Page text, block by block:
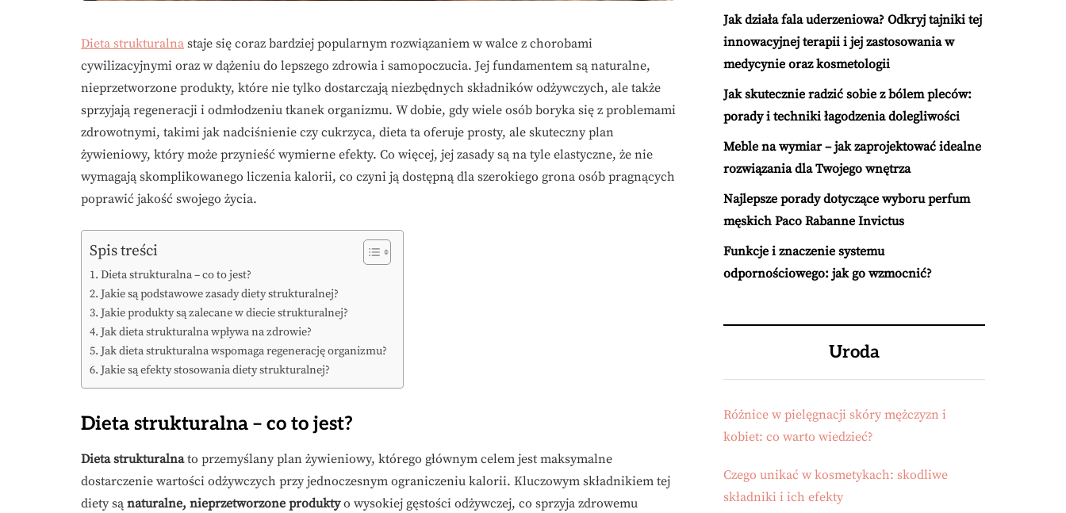
Dieta strukturalna staje się coraz bardziej popularnym rozwiązaniem w walce z chorobami
cywilizacyjnymi oraz w dążeniu do lepszego zdrowia i samopoczucia. Jej fundamentem są naturalne,
nieprzetworzone produkty, które nie tylko dostarczają niezbędnych składników odżywczych, ale także
sprzyjają regeneracji i odmłodzeniu tkanek organizmu. W dobie, gdy wiele osób boryka się z problemami
zdrowotnymi, takimi jak nadciśnienie czy cukrzyca, dieta ta oferuje prosty, ale skuteczny plan
żywieniowy, który może przynieść wymierne efekty. Co więcej, jej zasady są na tyle elastyczne, że nie
wymagają skomplikowanego liczenia kalorii, co czyni ją dostępną dla szerokiego grona osób pragnących
poprawić jakość swojego życia.
Spis treści
Dieta strukturalna – co to jest?
Jakie są podstawowe zasady diety strukturalnej?
Jakie produkty są zalecane w diecie strukturalnej?
Jak dieta strukturalna wpływa na zdrowie?
Jak dieta strukturalna wspomaga regenerację organizmu?
Jakie są efekty stosowania diety strukturalnej?
Dieta strukturalna – co to jest?
Dieta strukturalnato przemyślany plan żywieniowy, którego głównym celem jest maksymalne
dostarczenie wartości odżywczych przy jednoczesnym ograniczeniu kalorii. Kluczowym składnikiem tej
diety są naturalne, nieprzetworzone produktyo wysokiej gęstości odżywczej, co sprzyja zdrowemu
Jak działa fala uderzeniowa? Odkryj tajniki tej
innowacyjnej terapii i jej zastosowania w
medycynie oraz kosmetologii
Jak skutecznie radzić sobie z bólem pleców:
porady i techniki łagodzenia dolegliwości
Meble na wymiar – jak zaprojektować idealne
rozwiązania dla Twojego wnętrza
Najlepsze porady dotyczące wyboru perfum
męskich Paco Rabanne Invictus
Funkcje i znaczenie systemu
odpornościowego: jak go wzmocnić?
Uroda
Różnice w pielęgnacji skóry mężczyzn i
kobiet: co warto wiedzieć?
Czego unikać w kosmetykach: skodliwe
składniki i ich efekty